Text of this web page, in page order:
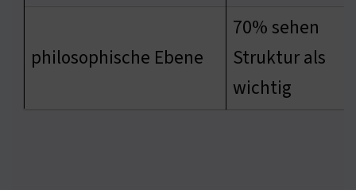
philosophische Ebene
70% sehen
Struktur als
wichtig